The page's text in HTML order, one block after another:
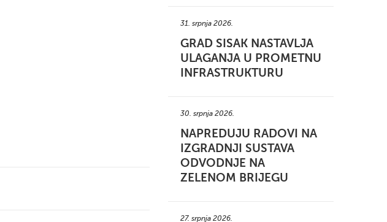
31. srpnja 2026.
GRAD SISAK NASTAVLJA
ULAGANJA U PROMETNU
INFRASTRUKTURU
30. srpnja 2026.
NAPREDUJU RADOVI NA
IZGRADNJI SUSTAVA
ODVODNJE NA
ZELENOM BRIJEGU
27. srpnja 2026.